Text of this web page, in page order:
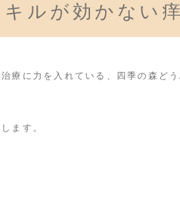
ルが効かない
療に力を入れている、四季の森どう
ます。